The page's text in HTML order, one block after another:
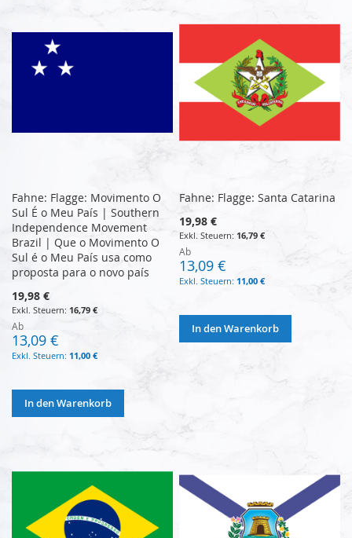
Fahne: Flagge: Movimento O
Sul É o Meu País | Southern
Independence Movement
Brazil | Que o Movimento O
Sul é o Meu País usa como
proposta para o novo país
19,98 €
16,79 €
Ab
13,09 €
11,00 €
In den Warenkorb
Fahne: Flagge: Santa Catarina
19,98 €
16,79 €
Ab
13,09 €
11,00 €
In den Warenkorb